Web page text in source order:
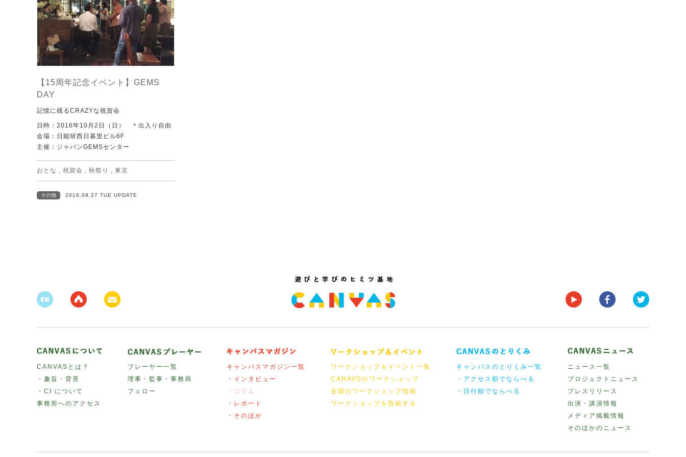
【15周年記念イベント】GEMS
DAY
記憶に残るCRAZYな祝賀会
日時：2016年10月2日（日） ＊出入り自由
会場：日能研西日暮里ビル6F
主催：ジャパンGEMSセンター
おとな , 祝賀会 , 秋祭り , 東京
その他 2016.09.27 TUE UPDATE
CANVASとは？
・趣旨・背景
・CI について
事務所へのアクセス
プレーヤー一覧
理事・監事・事務局
フェロー
キャンバスマガジン一覧
・インタビュー
・コラム
・レポート
・そのほか
ワークショップ＆イベント一覧
CANAVSのワークショップ
全国のワークショップ情報
ワークショップを投稿する
キャンバスのとりくみ一覧
・アクセス順でならべる
・日付順でならべる
ニュース一覧
プロジェクトニュース
プレスリリース
出演・講演情報
メディア掲載情報
そのほかのニュース